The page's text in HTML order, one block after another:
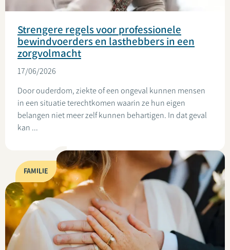
Strengere regels voor professionele
bewindvoerders en lasthebbers in een
zorgvolmacht
17/06/2026
Door ouderdom, ziekte of een ongeval kunnen mensen
in een situatie terechtkomen waarin ze hun eigen
belangen niet meer zelf kunnen behartigen. In dat geval
kan ...
FAMILIE